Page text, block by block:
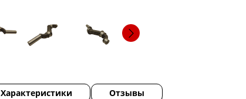
Характеристики Отзывы